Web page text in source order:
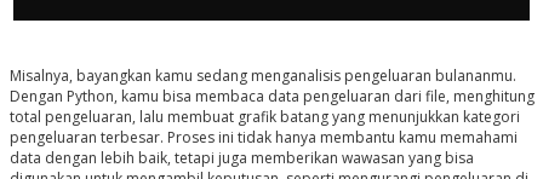
Misalnya, bayangkan kamu sedang menganalisis pengeluaran bulananmu.
Dengan Python, kamu bisa membaca data pengeluaran dari file, menghitung
total pengeluaran, lalu membuat grafik batang yang menunjukkan kategori
pengeluaran terbesar. Proses ini tidak hanya membantu kamu memahami
data dengan lebih baik, tetapi juga memberikan wawasan yang bisa